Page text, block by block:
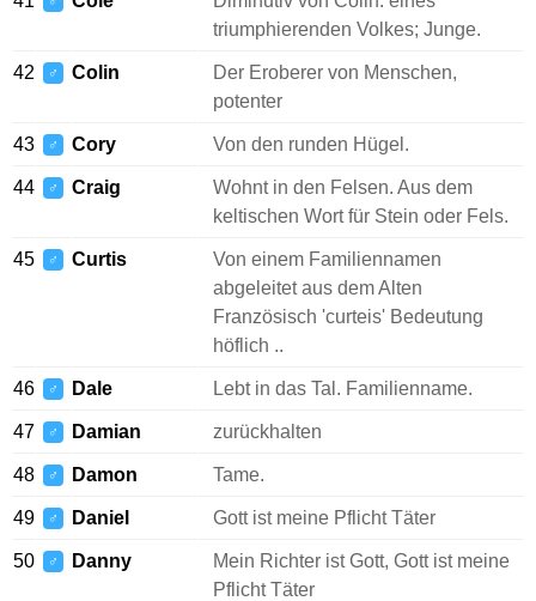
triumphierenden Volkes; Junge.
42 ♂ Colin
Der Eroberer von Menschen,
potenter
43 ♂ Cory Von den runden Hügel.
44 ♂ Craig
Wohnt in den Felsen. Aus dem
keltischen Wort für Stein oder Fels.
45 ♂ Curtis
Von einem Familiennamen
abgeleitet aus dem Alten
Französisch 'curteis' Bedeutung
höflich ..
46 ♂ Dale Lebt in das Tal. Familienname.
47 ♂ Damian zurückhalten
48 ♂ Damon Tame.
49 ♂ Daniel Gott ist meine Pflicht Täter
50 ♂ Danny
Mein Richter ist Gott, Gott ist meine
Pflicht Täter